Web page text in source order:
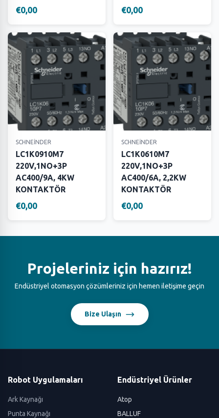
€0,00 €0,00
SCHNEİNDER
LC1K0910M7
220V,1NO+3P
AC400/9A, 4KW
KONTAKTÖR
€0,00
SCHNEİNDER
LC1K0610M7
220V,1NO+3P
AC400/6A, 2,2KW
KONTAKTÖR
€0,00
Projeleriniz için hazırız!
Endüstriyel otomasyon çözümleriniz için hemen iletişime geçin
Bize Ulaşın
Robot Uygulamaları
Ark Kaynağı
Punta Kaynağı
Endüstriyel Ürünler
Atop
BALLUF